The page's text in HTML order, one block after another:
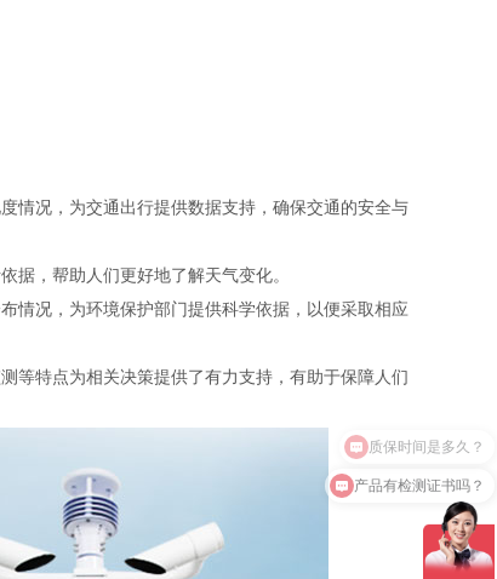
情况，为交通出行提供数据支持，确保交通的安全与
据，帮助人们更好地了解天气变化。
情况，为环境保护部门提供科学依据，以便采取相应
等特点为相关决策提供了有力支持，有助于保障人们
产品有检测证书吗？